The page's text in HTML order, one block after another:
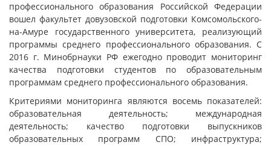
профессионального образования Российской Федерации
вошел факультет довузовской подготовки Комсомольского-
на-Амуре государственного университета, реализующий
программы среднего профессионального образования. С
2016 г. Минобрнауки РФ ежегодно проводит мониторинг
качества подготовки студентов по образовательным
программам среднего профессионального образования.
Критериями мониторинга являются восемь показателей:
образовательная деятельность; международная
деятельность; качество подготовки выпускников
образовательных программ СПО; инфраструктура;